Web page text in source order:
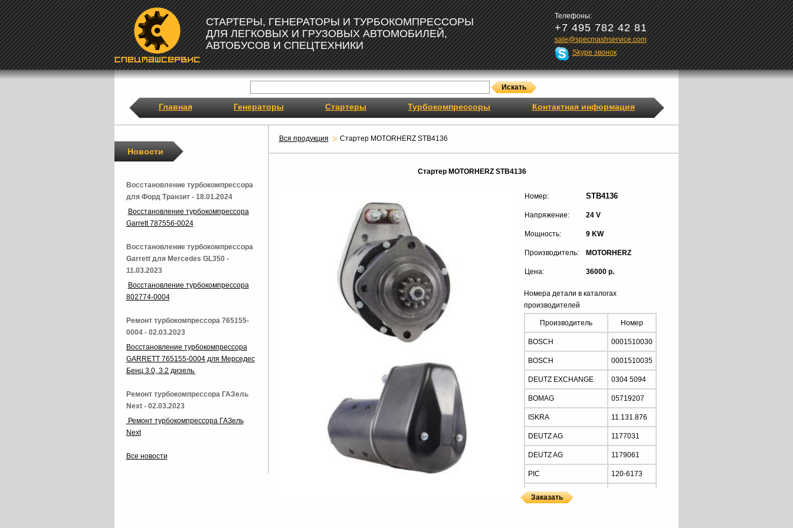
СТАРТЕРЫ, ГЕНЕРАТОРЫ И ТУРБОКОМПРЕССОРЫ
ДЛЯ ЛЕГКОВЫХ И ГРУЗОВЫХ АВТОМОБИЛЕЙ,
АВТОБУСОВ И СПЕЦТЕХНИКИ
Телефоны:
+7 495 782 42 81
sale@specmashservice.com
Skype звонок
Главная Генераторы Стартеры Турбокомпрессоры Контактная информация
Вся продукция Стартер MOTORHERZ STB4136
Стартер MOTORHERZ STB4136
Номер: STB4136
Напряжение: 24 V
Мощность: 9 KW
Производитель: MOTORHERZ
Цена: 36000 р.
Номера детали в каталогах
производителей
Производитель Номер
BOSCH 0001510030
BOSCH 0001510035
DEUTZ EXCHANGE 0304 5094
BOMAG 05719207
ISKRA 11.131.876
DEUTZ AG 1177031
DEUTZ AG 1179061
PIC 120-6173
LESTER
Новости
Восстановление турбокомпрессора
для Форд Транзит - 18.01.2024
Восстановление турбокомпрессора
Garrett 787556-0024
Восстановление турбокомпрессора
Garrett для Mercedes GL350 -
11.03.2023
Восстановление турбокомпрессора
802774-0004
Ремонт турбокомпрессора 765155-
0004 - 02.03.2023
Восстановление турбокомпрессора
GARRETT 765155-0004 для Мерседес
Бенц 3.0, 3.2 дизель
Ремонт турбокомпрессора ГАЗель
Next - 02.03.2023
Ремонт турбокомпрессора ГАЗель
Next
Все новости